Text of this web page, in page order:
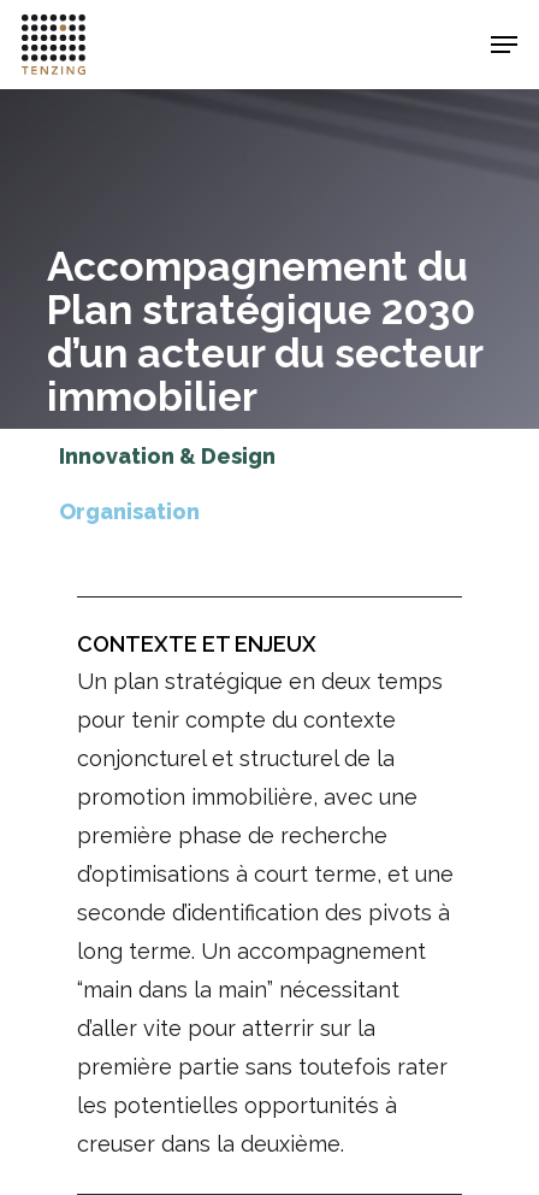
Accompagnement du
Plan stratégique 2030
d’un acteur du secteur
immobilier
Innovation & Design
Organisation
CONTEXTE ET ENJEUX
Un plan stratégique en deux temps
pour tenir compte du contexte
conjoncturel et structurel de la
promotion immobilière, avec une
première phase de recherche
d’optimisations à court terme, et une
seconde d’identification des pivots à
long terme. Un accompagnement
“main dans la main” nécessitant
d’aller vite pour atterrir sur la
première partie sans toutefois rater
les potentielles opportunités à
creuser dans la deuxième.